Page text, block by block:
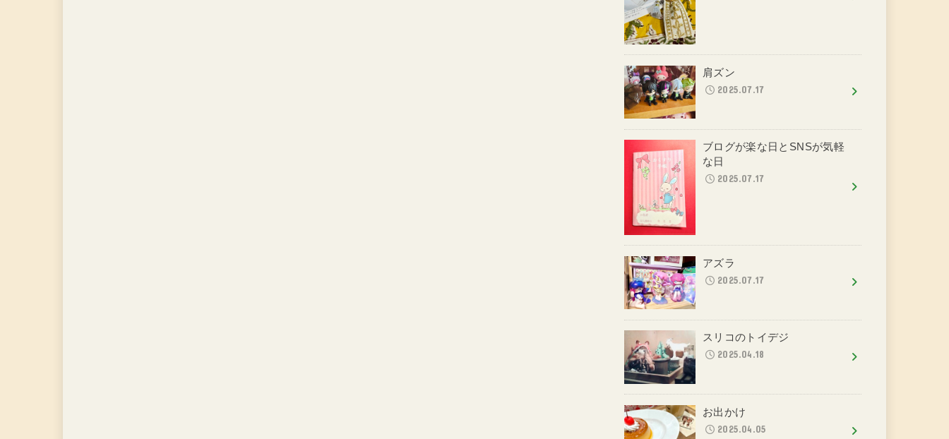
肩ズン
2025.07.17
ブログが楽な日とSNSが気軽
な日
2025.07.17
アズラ
2025.07.17
スリコのトイデジ
2025.04.18
お出かけ
2025.04.05